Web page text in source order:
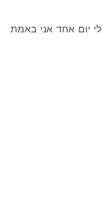
יום אחד אני באמת